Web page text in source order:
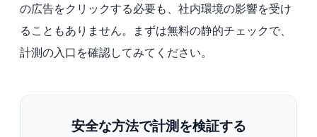
の広告をクリックする必要も、社内環境の影響を受け
ることもありません。まずは無料の静的チェックで、
計測の入口を確認してみてください。
安全な方法で計測を検証する